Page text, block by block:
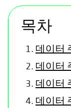
목차
데이터
데이터
데이터
데이터